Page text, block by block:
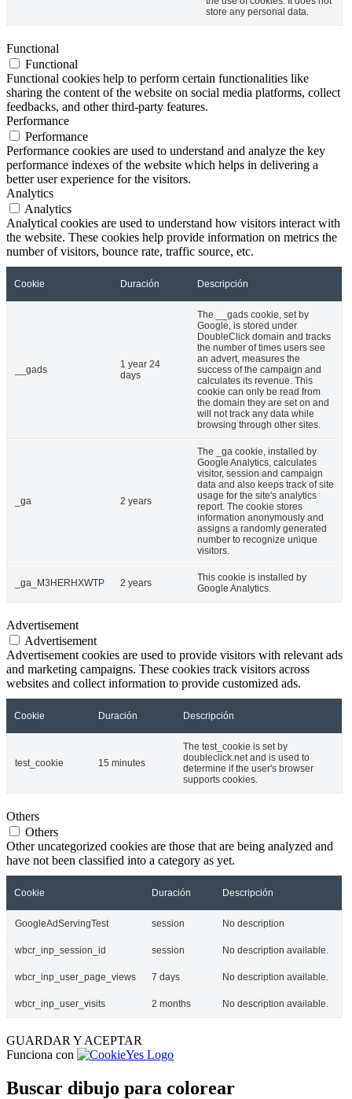
store any personal data.
Functional
Functional
Functional cookies help to perform certain functionalities like
sharing the content of the website on social media platforms, collect
feedbacks, and other third-party features.
Performance
Performance
Performance cookies are used to understand and analyze the key
performance indexes of the website which helps in delivering a
better user experience for the visitors.
Analytics
Analytics
Analytical cookies are used to understand how visitors interact with
the website. These cookies help provide information on metrics the
number of visitors, bounce rate, traffic source, etc.
Cookie Duración Descripción
__gads
1 year 24
days
The __gads cookie, set by
Google, is stored under
DoubleClick domain and tracks
the number of times users see
an advert, measures the
success of the campaign and
calculates its revenue. This
cookie can only be read from
the domain they are set on and
will not track any data while
browsing through other sites.
_ga 2 years
The _ga cookie, installed by
Google Analytics, calculates
visitor, session and campaign
data and also keeps track of site
usage for the site's analytics
report. The cookie stores
information anonymously and
assigns a randomly generated
number to recognize unique
visitors.
_ga_M3HERHXWTP 2 years
This cookie is installed by
Google Analytics.
Advertisement
Advertisement
Advertisement cookies are used to provide visitors with relevant ads
and marketing campaigns. These cookies track visitors across
websites and collect information to provide customized ads.
Cookie Duración Descripción
test_cookie 15 minutes
The test_cookie is set by
doubleclick.net and is used to
determine if the user's browser
supports cookies.
Others
Others
Other uncategorized cookies are those that are being analyzed and
have not been classified into a category as yet.
Cookie Duración Descripción
GoogleAdServingTest session No description
wbcr_inp_session_id session No description available.
wbcr_inp_user_page_views 7 days No description available.
wbcr_inp_user_visits 2 months No description available.
GUARDAR Y ACEPTAR
Funciona con
Buscar dibujo para colorear